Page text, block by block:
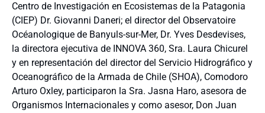
Centro de Investigación en Ecosistemas de la Patagonia
(CIEP) Dr. Giovanni Daneri; el director del Observatoire
Océanologique de Banyuls-sur-Mer, Dr. Yves Desdevises,
la directora ejecutiva de INNOVA 360, Sra. Laura Chicurel
y en representación del director del Servicio Hidrográfico y
Oceanográfico de la Armada de Chile (SHOA), Comodoro
Arturo Oxley, participaron la Sra. Jasna Haro, asesora de
Organismos Internacionales y como asesor, Don Juan